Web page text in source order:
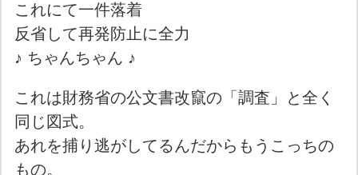
これにて一件落着
反省して再発防止に全力
♪ ちゃんちゃん ♪
これは財務省の公文書改竄の「調査」と全く
同じ図式。
あれを捕り逃がしてるんだからもうこっちの
もの。